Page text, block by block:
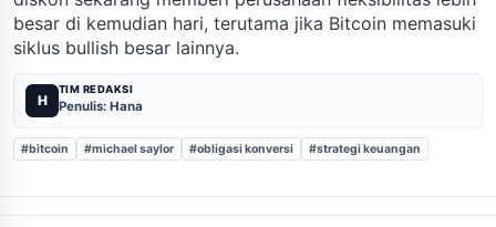
besar di kemudian hari, terutama jika Bitcoin memasuki
siklus bullish besar lainnya.
H
TIM REDAKSI
Penulis: Hana
#bitcoin #michael saylor #obligasi konversi #strategi keuangan